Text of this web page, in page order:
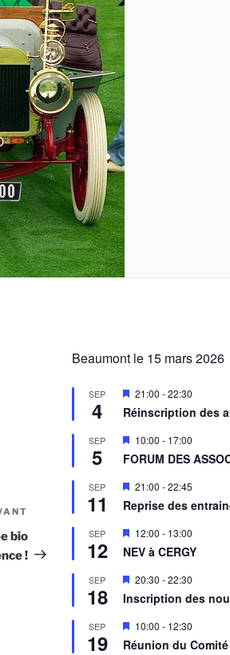
suivant
bio
!
Beaumont le 15 mars 2026
SEP
4
M
i
s
n
a
a
n
t
21:00 -22:30
Réinscription des
SEP
5
M
i
s
n
a
v
a
n
t
10:00 - 17:00
FORUM DES
SEP
11
M
s
n
a
a
n
t
21:00 -22:45
Reprise des
SEP
12
M
i
s
n
a
a
n
t
12:00 - 13:00
NEV à CERGY
SEP
18
M
s
n
a
20:30 -22:30
Inscription des
SEP
19
M
i
s
10:00 - 12:30
Réunion du